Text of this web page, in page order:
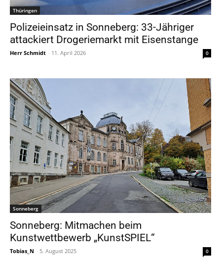
Thüringen
Polizeieinsatz in Sonneberg: 33-Jähriger
attackiert Drogeriemarkt mit Eisenstange
Herr Schmidt - 11. April 2026 0
Sonneberg
Sonneberg: Mitmachen beim
Kunstwettbewerb „KunstSPIEL“
Tobias_N - 5. August 2025 0